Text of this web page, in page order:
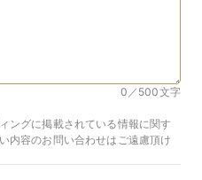
0／500文字
ングに掲載されている情報に関す
内容のお問い合わせはご遠慮頂け